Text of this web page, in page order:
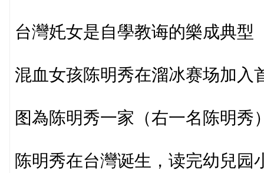
台灣奼女是自學教诲的樂成典型
混血女孩陈明秀在溜冰赛场加入
图為陈明秀一家（右一名陈明秀
陈明秀在台灣诞生，读完幼兒园